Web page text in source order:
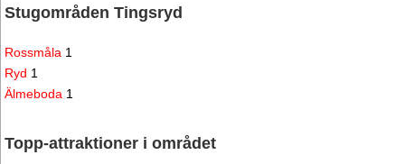
Stugområden Tingsryd
Rossmåla 1
Ryd 1
Älmeboda 1
Topp-attraktioner i området